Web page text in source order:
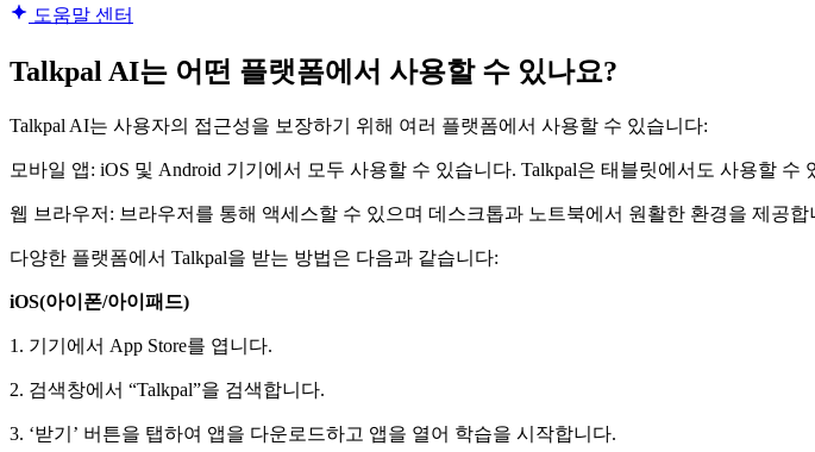
도움말 센터
Talkpal AI는 어떤 플랫폼에서 사용할 수 있나요?
Talkpal AI는 사용자의 접근성을 보장하기 위해 여러 플랫폼에서 사용할 수 있습니다:
모바일 앱: iOS 및 Android 기기에서 모두 사용할 수 있습니다. Talkpal은 태블릿에서도 사용할
웹 브라우저: 브라우저를 통해 액세스할 수 있으며 데스크톱과 노트북에서 원활한 환경을 제공합
다양한 플랫폼에서 Talkpal을 받는 방법은 다음과 같습니다:
iOS(아이폰/아이패드)
1. 기기에서 App Store를 엽니다.
2. 검색창에서 “Talkpal”을 검색합니다.
3. ‘받기’ 버튼을 탭하여 앱을 다운로드하고 앱을 열어 학습을 시작합니다.